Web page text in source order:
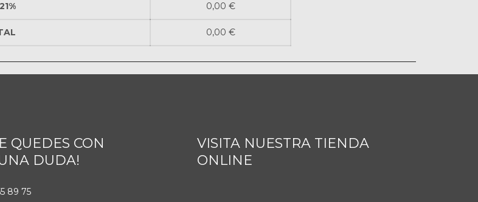
0,00 €
0,00 €
QUEDES CON
DUDA!
89 75
VISITA NUESTRA TIENDA
ONLINE